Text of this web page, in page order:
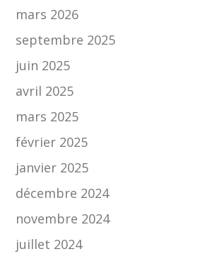
mars 2026
septembre 2025
juin 2025
avril 2025
mars 2025
février 2025
janvier 2025
décembre 2024
novembre 2024
juillet 2024